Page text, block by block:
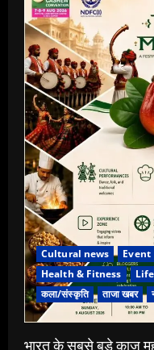
Cultural news Event
Health & Fitness
कला/संस्कृति
ताजा खबर
भारत के सबसे बड़े काजू